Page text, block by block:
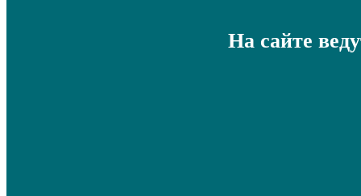
На сайте